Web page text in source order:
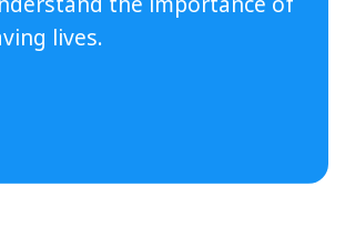
lives.